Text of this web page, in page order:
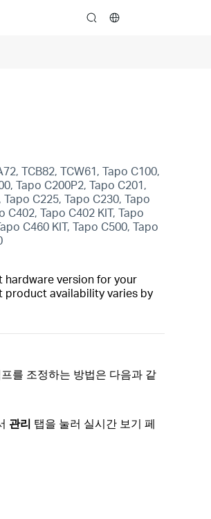
search
TCB82, TCW61, Tapo C100,
Tapo C200P2, Tapo C201,
C225, Tapo C230, Tapo
C402, Tapo C402 KIT, Tapo
C460 KIT, Tapo C500, Tapo
hardware version for your
product availability varies by
를 조정하는 방법은 다음과 같
관리 탭을 눌러 실시간 보기 페